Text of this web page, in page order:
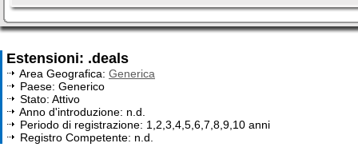
Estensioni: .deals
Area Geografica: Generica
Paese: Generico
Stato: Attivo
Anno d'introduzione: n.d.
Periodo di registrazione: 1,2,3,4,5,6,7,8,9,10 anni
Registro Competente: n.d.